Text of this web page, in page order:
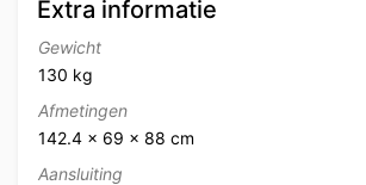
Extra informatie
Gewicht
130 kg
Afmetingen
142.4 × 69 × 88 cm
Aansluiting